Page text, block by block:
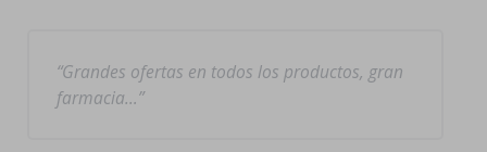
Grandes ofertas en todos los productos, gran
farmacia…